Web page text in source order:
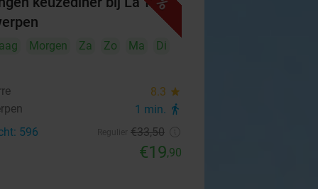
Morgen Za Zo Ma
Di
8.3 star
1 min. directions_walk
596 €33,50
€19,90